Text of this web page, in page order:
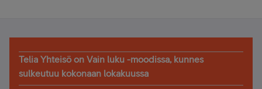
Telia Yhteisö on Vain luku -moodissa, kunnes
sulkeutuu kokonaan lokakuussa